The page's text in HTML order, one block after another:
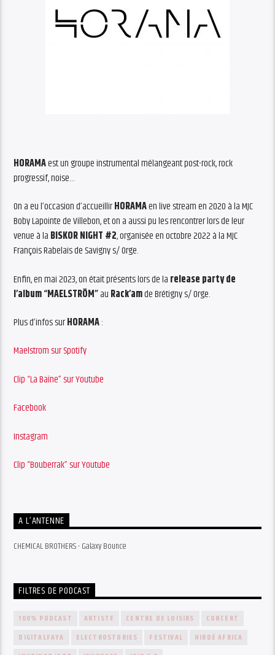
HORAMAest un groupe instrumental mélangeant post-rock, rock
progressif, noise…
On a eu l’occasion d’accueillirHORAMAen live stream en 2020 à la MJC
Boby Lapointe de Villebon, et on a aussi pu les rencontrer lors de leur
venue à la BISKOR NIGHT #2, organisée en octobre 2022 à la MJC
François Rabelais de Savigny s/ Orge.
Enfin, en mai 2023, on était présents lors de la release party de
l’album “MAELSTRÖM”au Rack’amde Brétigny s/ Orge.
Plus d’infos surHORAMA:
Maelstrom sur Spotify
Clip “La Baïne” sur Youtube
Facebook
Instagram
Clip “Bouberrak” sur Youtube
A L’ANTENNE
CHEMICAL BROTHERS - Galaxy Bounce
FILTRES DE PODCAST
100% PODCAST ARTISTE CENTRE DE LOISIRS
CONCERT
DIGITALFAYA
ELECTROSTORIES FESTIVAL
HIRDÉ AFRICA